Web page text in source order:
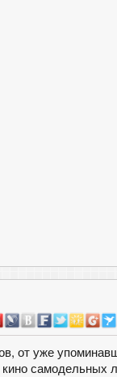
от уже
самодельных